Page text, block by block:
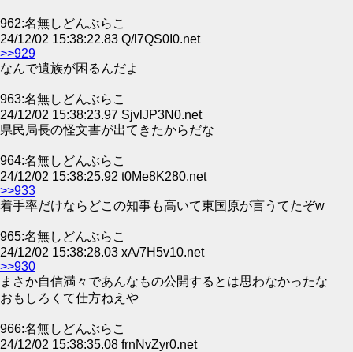
962:名無しどんぶらこ
24/12/02 15:38:22.83 Q/l7QS0I0.net
>>929
なんで遺族が困るんだよ
963:名無しどんぶらこ
24/12/02 15:38:23.97 SjvlJP3N0.net
県民局長の怪文書が出てきたからだな
964:名無しどんぶらこ
24/12/02 15:38:25.92 t0Me8K280.net
>>933
着手率だけならどこの知事も高いて東国原が言うてたぞw
965:名無しどんぶらこ
24/12/02 15:38:28.03 xA/7H5v10.net
>>930
まさか自信満々であんなもの公開するとは思わなかったな
おもしろくて仕方ねえや
966:名無しどんぶらこ
24/12/02 15:38:35.08 frnNvZyr0.net